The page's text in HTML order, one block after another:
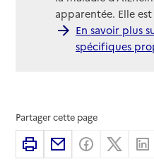
apparentée. Elle
En savoir plus
spécifiques
Partager cette page
ImprimerPartager par email
Partager